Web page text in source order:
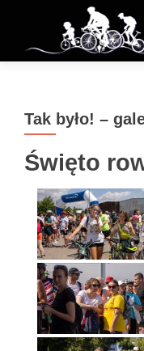
Tak było! –
Święto